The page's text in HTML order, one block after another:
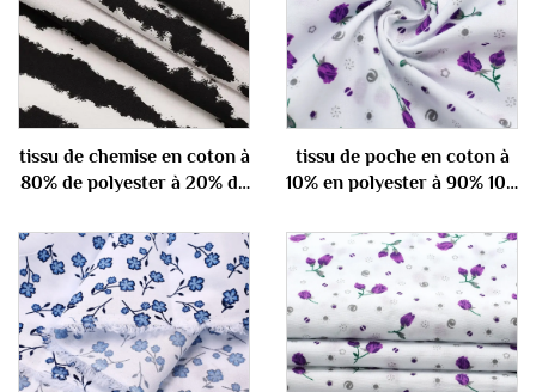
tissu de chemise en coton à
80% de polyester à 20% de
tissu de poche en coton à
10% en polyester à 90% 100